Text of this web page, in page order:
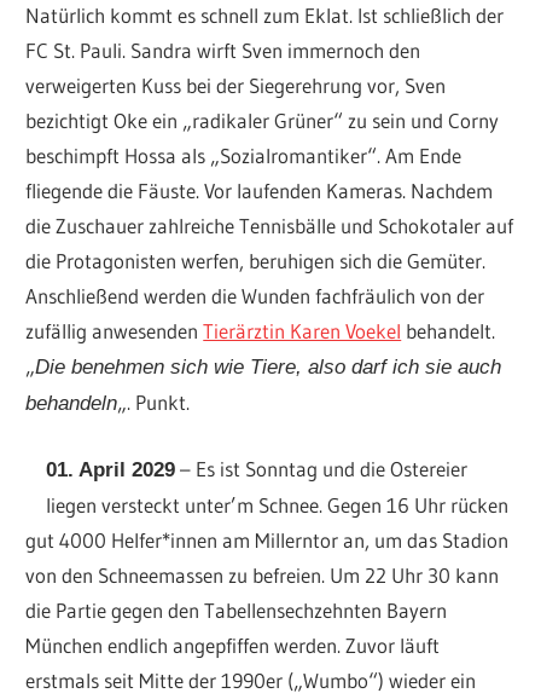
Natürlich kommt es schnell zum Eklat. Ist schließlich der
FC St. Pauli. Sandra wirft Sven immernoch den
verweigerten Kuss bei der Siegerehrung vor, Sven
bezichtigt Oke ein „radikaler Grüner“ zu sein und Corny
beschimpft Hossa als „Sozialromantiker“. Am Ende
fliegende die Fäuste. Vor laufenden Kameras. Nachdem
die Zuschauer zahlreiche Tennisbälle und Schokotaler auf
die Protagonisten werfen, beruhigen sich die Gemüter.
Anschließend werden die Wunden fachfräulich von der
zufällig anwesendenTierärztin Karen Voekel behandelt.
„Die benehmen sich wie Tiere, also darf ich sie auch
behandeln„. Punkt.
01. April 2029 – Es ist Sonntag und die Ostereier
liegen versteckt unter’m Schnee. Gegen 16 Uhr rücken
gut 4000 Helfer*innen am Millerntor an, um das Stadion
von den Schneemassen zu befreien. Um 22 Uhr 30 kann
die Partie gegen den Tabellensechzehnten Bayern
München endlich angepfiffen werden. Zuvor läuft
erstmals seit Mitte der 1990er („Wumbo“) wieder ein